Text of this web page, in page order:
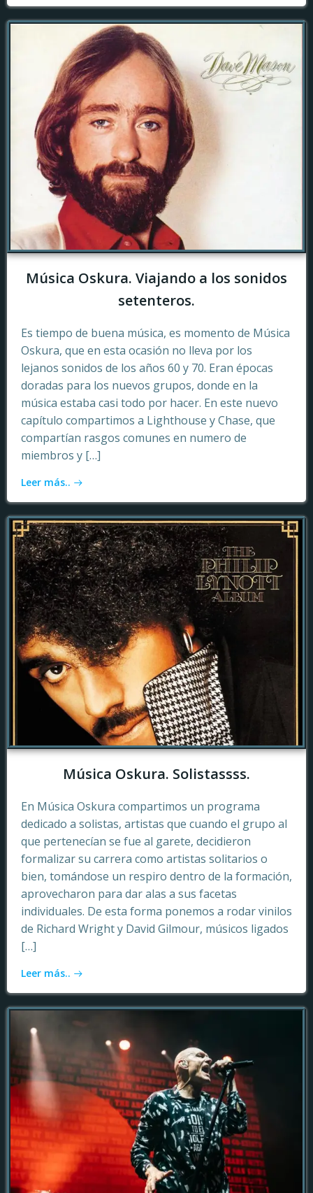
Música Oskura. Viajando a los sonidos
setenteros.
Es tiempo de buena música, es momento de Música
Oskura, que en esta ocasión no lleva por los
lejanos sonidos de los años 60 y 70. Eran épocas
doradas para los nuevos grupos, donde en la
música estaba casi todo por hacer. En este nuevo
capítulo compartimos a Lighthouse y Chase, que
compartían rasgos comunes en numero de
miembros y […]
Leer más..
Música Oskura. Solistassss.
En Música Oskura compartimos un programa
dedicado a solistas, artistas que cuando el grupo al
que pertenecían se fue al garete, decidieron
formalizar su carrera como artistas solitarios o
bien, tomándose un respiro dentro de la formación,
aprovecharon para dar alas a sus facetas
individuales. De esta forma ponemos a rodar vinilos
de Richard Wright y David Gilmour, músicos ligados
[…]
Leer más..